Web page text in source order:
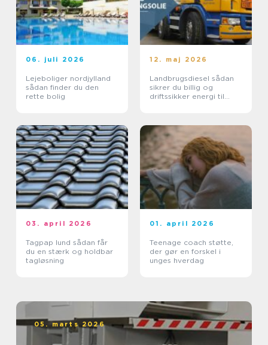
06. juli 2026
Lejeboliger nordjylland
sådan finder du den
rette bolig
12. maj 2026
Landbrugsdiesel sådan
sikrer du billig og
driftssikker energi til
03. april 2026
Tagpap lund sådan får
du en stærk og holdbar
tagløsning
01. april 2026
Teenage coach støtte,
der gør en forskel i
unges hverdag
05. marts 2026